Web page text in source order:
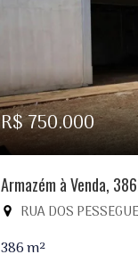
R$ 750.000
Armazém à Venda,
RUA DOS
386 m²